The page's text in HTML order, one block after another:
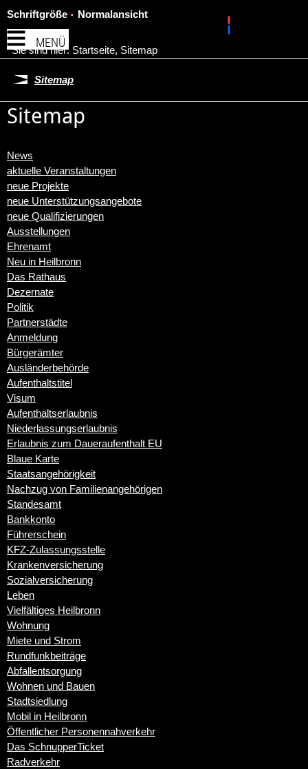
MENÜ
Schriftgröße Normalansicht
Sie sind hier: Startseite, Sitemap
Sitemap
Sitemap
News
aktuelle Veranstaltungen
neue Projekte
neue Unterstützungsangebote
neue Qualifizierungen
Ausstellungen
Ehrenamt
Neu in Heilbronn
Das Rathaus
Dezernate
Politik
Partnerstädte
Anmeldung
Bürgerämter
Ausländerbehörde
Aufenthaltstitel
Visum
Aufenthaltserlaubnis
Niederlassungserlaubnis
Erlaubnis zum Daueraufenthalt EU
Blaue Karte
Staatsangehörigkeit
Nachzug von Familienangehörigen
Standesamt
Bankkonto
Führerschein
KFZ-Zulassungsstelle
Krankenversicherung
Sozialversicherung
Leben
Vielfältiges Heilbronn
Wohnung
Miete und Strom
Rundfunkbeiträge
Abfallentsorgung
Wohnen und Bauen
Stadtsiedlung
Mobil in Heilbronn
Öffentlicher Personennahverkehr
Das SchnupperTicket
Radverkehr